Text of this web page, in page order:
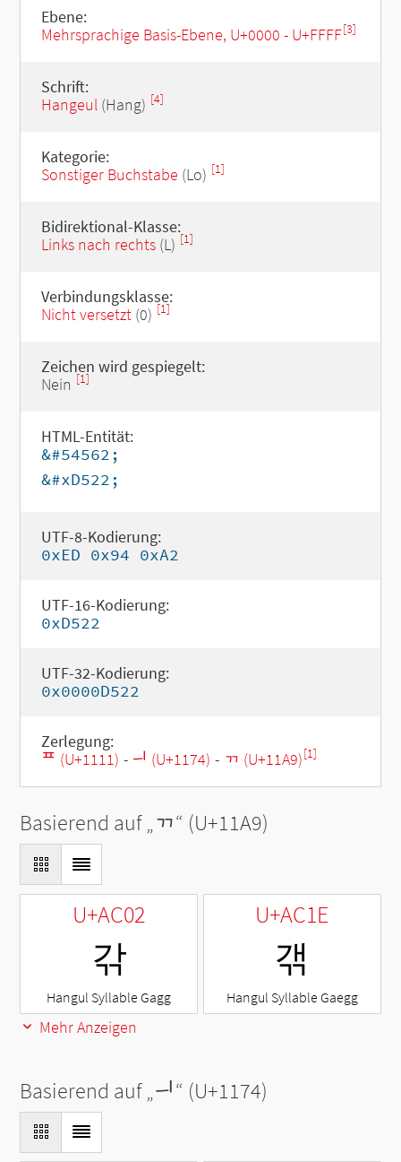
Ebene:
Mehrsprachige Basis-Ebene, U+0000 - U+FFFF[3]
Schrift:
Hangeul(Hang) [4]
Kategorie:
Sonstiger Buchstabe (Lo) [1]
Bidirektional-Klasse:
Links nach rechts(L) [1]
Verbindungsklasse:
Nicht versetzt(0) [1]
Zeichen wird gespiegelt:
Nein [1]
HTML-Entität:
&#54562;
&#xD522;
UTF-8-Kodierung:
0xED 0x94 0xA2
UTF-16-Kodierung:
0xD522
UTF-32-Kodierung:
0x0000D522
Zerlegung:
ᄑ (U+1111) - ᅴ (U+1174) - ᆩ (U+11A9)[1]
Basierend auf „ᆩ“ (U+11A9)
U+AC02
갂
Hangul Syllable Gagg
U+AC1E
갞
Hangul Syllable Gaegg
Mehr Anzeigen
Basierend auf „ᅴ“ (U+1174)